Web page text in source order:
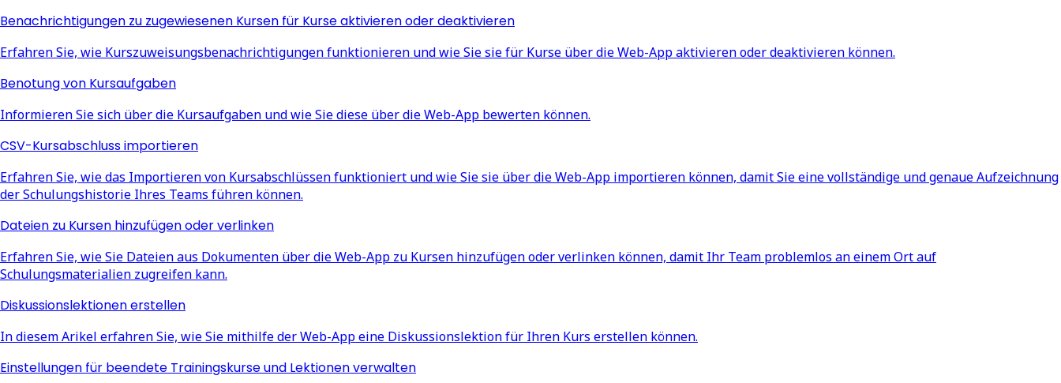
Benachrichtigungen zu zugewiesenen Kursen für Kurse aktivieren oder deaktivieren
Erfahren Sie, wie Kurszuweisungsbenachrichtigungen funktionieren und wie Sie sie für Kurse über die Web-App aktivieren oder deaktivieren können.
Benotung von Kursaufgaben
Informieren Sie sich über die Kursaufgaben und wie Sie diese über die Web-App bewerten können.
CSV-Kursabschluss importieren
Erfahren Sie, wie das Importieren von Kursabschlüssen funktioniert und wie Sie sie über die Web-App importieren können, damit Sie eine vollständige und genaue Aufzeichnung
der Schulungshistorie Ihres Teams führen können.
Dateien zu Kursen hinzufügen oder verlinken
Erfahren Sie, wie Sie Dateien aus Dokumenten über die Web-App zu Kursen hinzufügen oder verlinken können, damit Ihr Team problemlos an einem Ort auf
Schulungsmaterialien zugreifen kann.
Diskussionslektionen erstellen
In diesem Arikel erfahren Sie, wie Sie mithilfe der Web-App eine Diskussionslektion für Ihren Kurs erstellen können.
Einstellungen für beendete Trainingskurse und Lektionen verwalten